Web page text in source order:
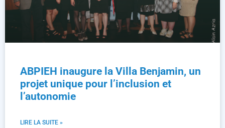
ABPIEH inaugure la Villa Benjamin, un
projet unique pour l’inclusion et
l’autonomie
LIRE LA SUITE »